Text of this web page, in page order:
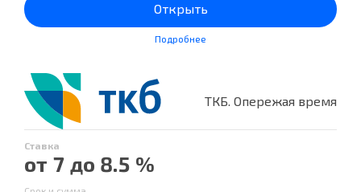
Открыть
Подробнее
ТКБ. Опережая время
Ставка
от 7 до 8.5 %